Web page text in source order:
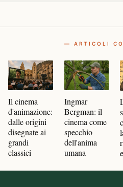
— ARTICOLI
Il cinema
d'animazione:
dalle origini
disegnate ai
grandi
classici
Ingmar
Bergman: il
cinema come
specchio
dell'anima
umana